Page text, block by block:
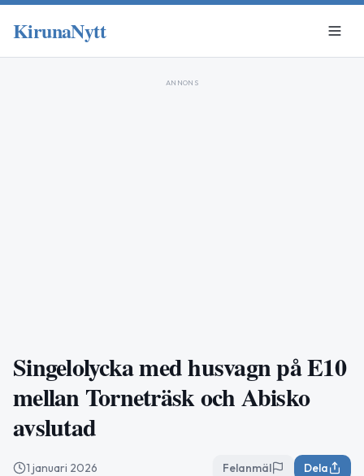
KirunaNytt
ANNONS
Singelolycka med husvagn på E10
mellan Torneträsk och Abisko
avslutad
1 januari 2026 Felanmäl Dela